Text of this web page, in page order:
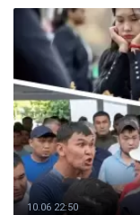
10.06 22:50